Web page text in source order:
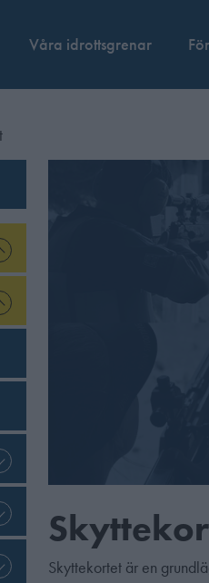
Våra idrottsgrenar
Skyttekortet är en